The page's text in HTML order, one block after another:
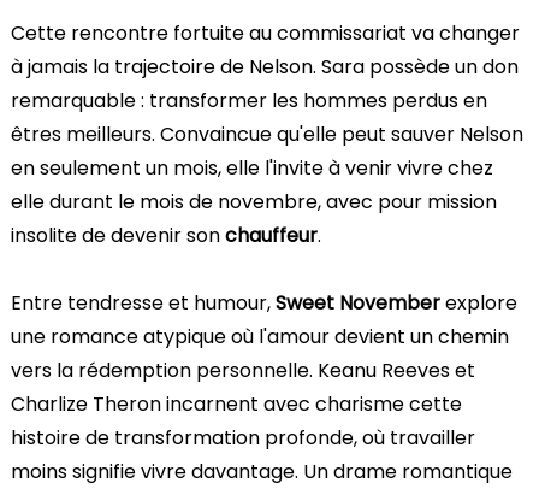
Cette rencontre fortuite au commissariat va changer
à jamais la trajectoire de Nelson. Sara possède un don
remarquable : transformer les hommes perdus en
êtres meilleurs. Convaincue qu'elle peut sauver Nelson
en seulement un mois, elle l'invite à venir vivre chez
elle durant le mois de novembre, avec pour mission
insolite de devenir sonchauffeur.
Entre tendresse et humour,Sweet Novemberexplore
une romance atypique où l'amour devient un chemin
vers la rédemption personnelle. Keanu Reeves et
Charlize Theron incarnent avec charisme cette
histoire de transformation profonde, où travailler
moins signifie vivre davantage. Un drame romantique